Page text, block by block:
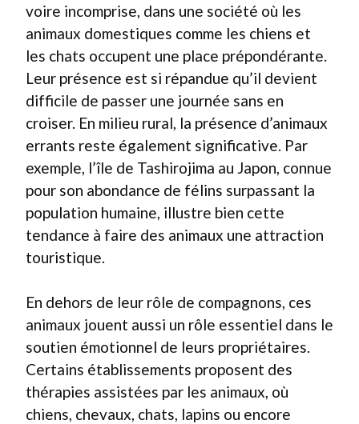
voire incomprise, dans une société où les
animaux domestiques comme les chiens et
les chats occupent une place prépondérante.
Leur présence est si répandue qu’il devient
difficile de passer une journée sans en
croiser. En milieu rural, la présence d’animaux
errants reste également significative. Par
exemple, l’île de Tashirojima au Japon, connue
pour son abondance de félins surpassant la
population humaine, illustre bien cette
tendance à faire des animaux une attraction
touristique.
En dehors de leur rôle de compagnons, ces
animaux jouent aussi un rôle essentiel dans le
soutien émotionnel de leurs propriétaires.
Certains établissements proposent des
thérapies assistées par les animaux, où
chiens, chevaux, chats, lapins ou encore